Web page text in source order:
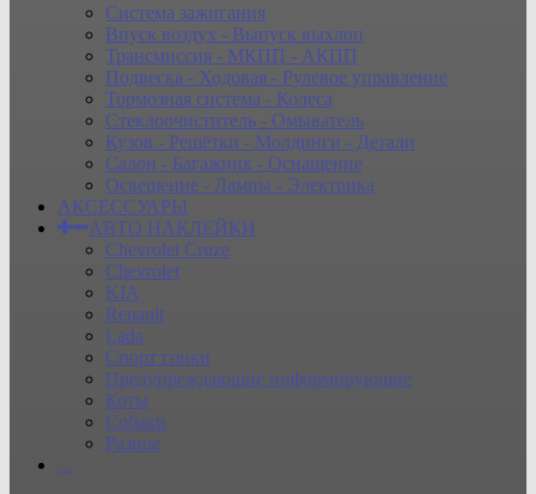
Система зажигания
Впуск воздух - Выпуск выхлоп
Трансмиссия - МКПП - АКПП
Подвеска - Ходовая - Рулевое управление
Тормозная система - Колеса
Стеклоочиститель - Омыватель
Кузов - Решётки - Молдинги - Детали
Салон - Багажник - Оснащение
Освещение - Лампы - Электрика
АКСЕССУАРЫ
АВТО НАКЛЕЙКИ
Chevrolet Cruze
Chevrolet
KIA
Renault
Lada
Спорт гонки
Предупреждающие информирующие
Коты
Собаки
Разное
...